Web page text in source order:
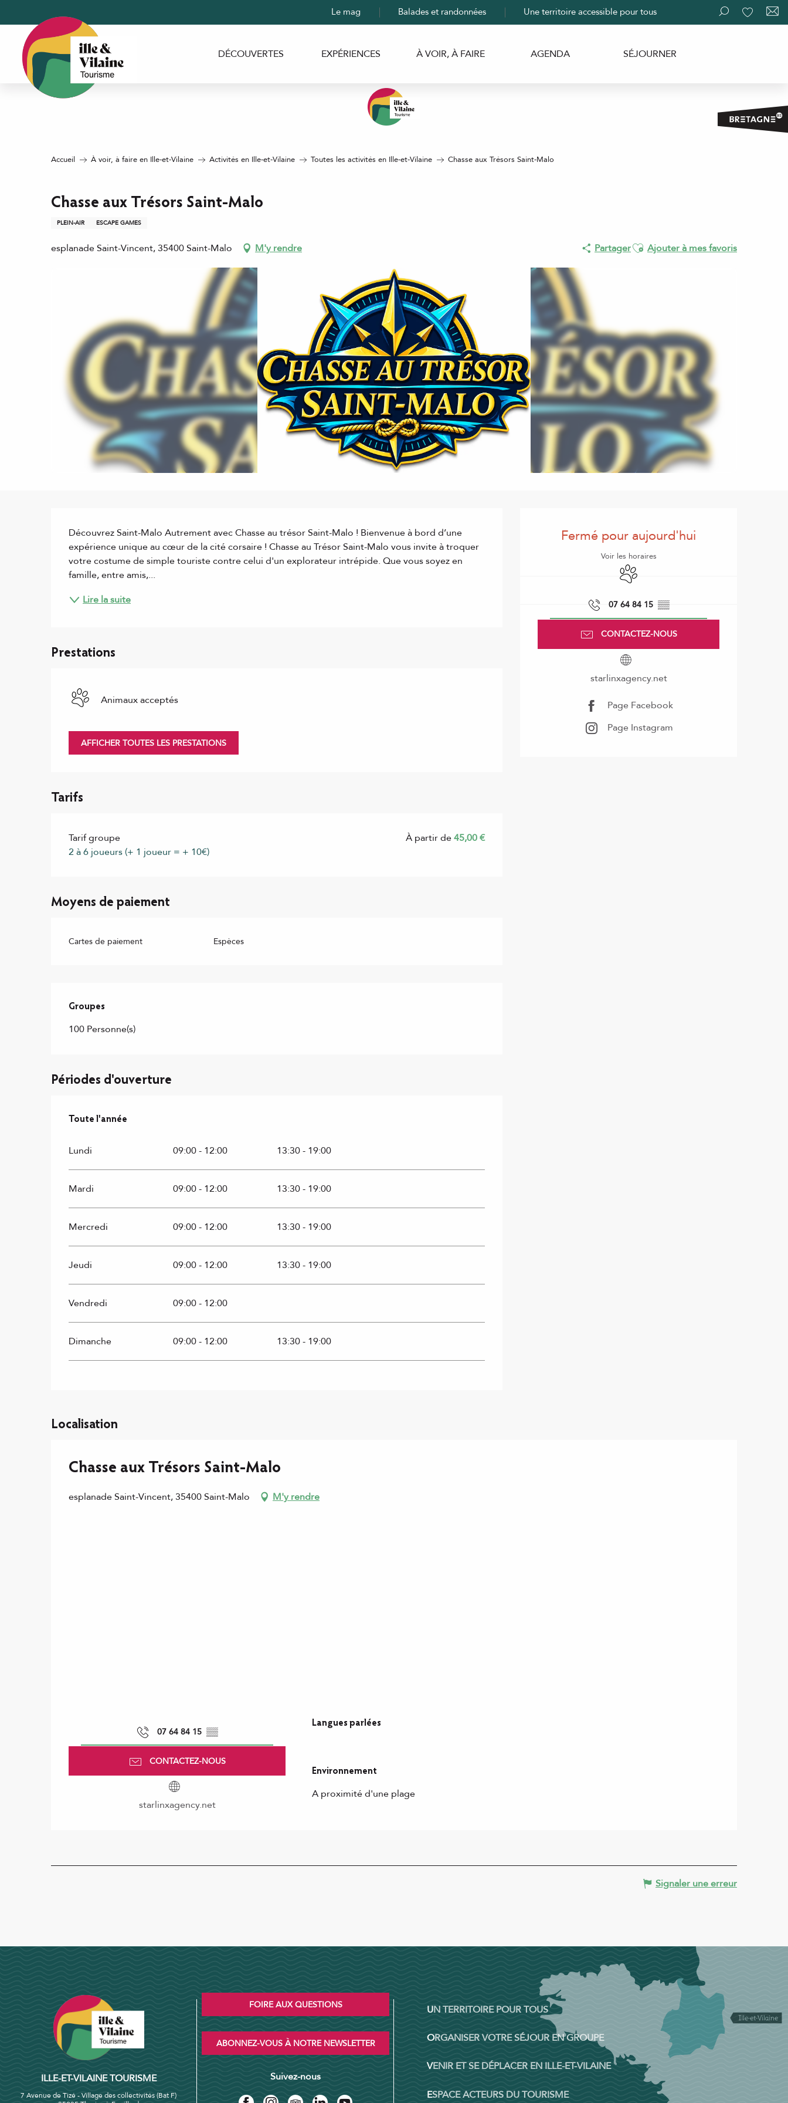
contenu
principal
Recherche
Le mag Balades et randonnées Une territoire accessible pour tous
DÉCOUVERTES EXPÉRIENCES À VOIR, À FAIRE AGENDA SÉJOURNER
Accueil À voir, à faire en Ille-et-Vilaine Activités en Ille-et-Vilaine Toutes les activités en Ille-et-Vilaine Chasse aux Trésors Saint-Malo
Chasse aux Trésors Saint-Malo
PLEIN-AIR ESCAPE GAMES
esplanade Saint-Vincent, 35400 Saint-Malo M'y rendre PartagerAjouter aux favoris
Ajouter à mes favoris
Fermé pour aujourd'hui
Voir les horaires
Animaux acceptés
07 64 84 15 ▒▒
CONTACTEZ-NOUS
starlinxagency.net
Page Facebook
Page Instagram
Découvrez Saint-Malo Autrement avec Chasse au trésor Saint-Malo ! Bienvenue à bord d’une
expérience unique au cœur de la cité corsaire ! Chasse au Trésor Saint-Malo vous invite à troquer
votre costume de simple touriste contre celui d'un explorateur intrépide. Que vous soyez en
famille, entre amis,...
Lire la suite
Prestations
Animaux acceptés
AFFICHER TOUTES LES PRESTATIONS
Tarifs
Tarif groupe
2 à 6 joueurs (+ 1 joueur = + 10€)
À partir de45,00 €
Moyens de paiement
Cartes de paiement Espèces
Groupes
Groupes
100 Personne(s)
Périodes d'ouverture
Toute l'année
Toute l'année
Lundi 09:00 - 12:00 13:30 - 19:00
Mardi 09:00 - 12:00 13:30 - 19:00
Mercredi 09:00 - 12:00 13:30 - 19:00
Jeudi 09:00 - 12:00 13:30 - 19:00
Vendredi 09:00 - 12:00
Dimanche 09:00 - 12:00 13:30 - 19:00
Localisation
Chasse aux Trésors Saint-Malo
esplanade Saint-Vincent, 35400 Saint-Malo M'y rendre
07 64 84 15 ▒▒
CONTACTEZ-NOUS
starlinxagency.net
Langues parlées
Langues parlées
Environnement
Environnement
A proximité d'une plage
Signaler une erreur
ILLE-ET-VILAINE TOURISME
7 Avenue de Tizé - Village des collectivités (Bat F)
FOIRE AUX QUESTIONS
ABONNEZ-VOUS À NOTRE NEWSLETTER
Suivez-nous
UN TERRITOIRE POUR TOUS
ORGANISER VOTRE SÉJOUR EN GROUPE
VENIR ET SE DÉPLACER EN ILLE-ET-VILAINE
ESPACE ACTEURS DU TOURISME